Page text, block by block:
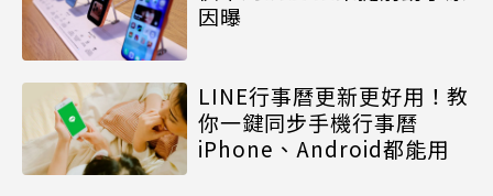
因曝
LINE行事曆更新更好用！教
你一鍵同步手機行事曆
iPhone、Android都能用